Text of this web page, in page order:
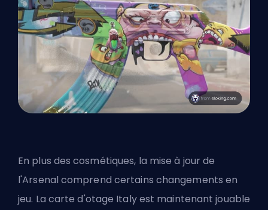
En plus des cosmétiques, la mise à jour de
l'Arsenal comprend certains changements en
jeu. La carte d'otage Italy est maintenant jouable